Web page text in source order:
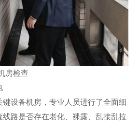
房检查
设备机房，专业人员进行了全面细
路是否存在老化、裸露、乱接乱拉